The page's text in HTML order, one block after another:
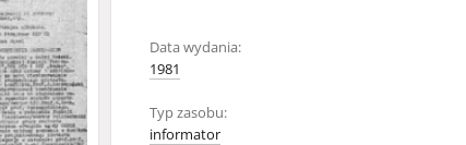
Data wydania:
1981
Typ zasobu:
informator